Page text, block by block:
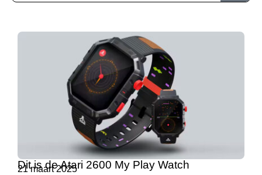
Dit is de Atari 2600 My Play Watch
21 maart 2025